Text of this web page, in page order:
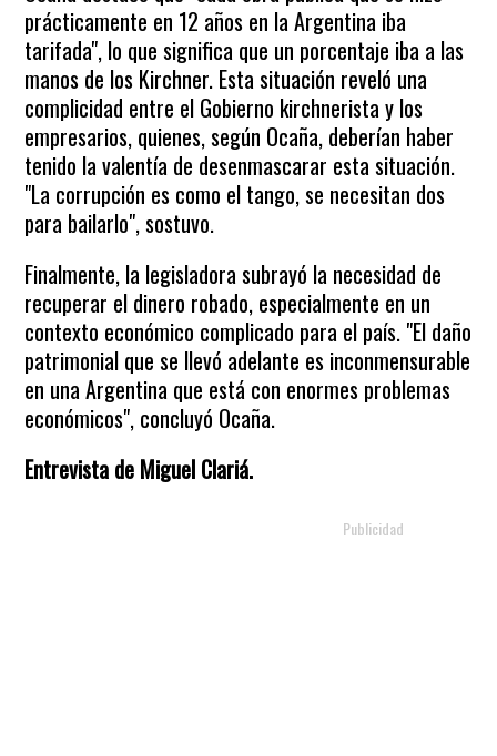
prácticamente en 12 años en la Argentina iba
tarifada", lo que significa que un porcentaje iba a las
manos de los Kirchner. Esta situación reveló una
complicidad entre el Gobierno kirchnerista y los
empresarios, quienes, según Ocaña, deberían haber
tenido la valentía de desenmascarar esta situación.
"La corrupción es como el tango, se necesitan dos
para bailarlo", sostuvo.
Finalmente, la legisladora subrayó la necesidad de
recuperar el dinero robado, especialmente en un
contexto económico complicado para el país. "El daño
patrimonial que se llevó adelante es inconmensurable
en una Argentina que está con enormes problemas
económicos", concluyó Ocaña.
Entrevista de Miguel Clariá.